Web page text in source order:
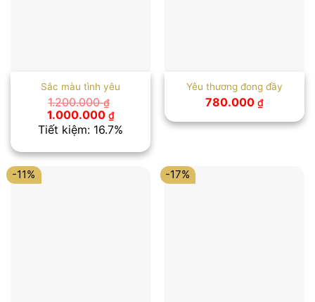
Sắc màu tình yêu
1.200.000₫
Giá
gốc
là:
1.000.000 ₫Giá
hiện
tại
1.000.000 ₫.
Tiết kiệm: 16.7%
Yêu thương đong đầy
780.000 ₫
-11% -17%